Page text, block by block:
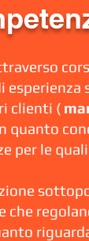
clienti (
quanto
per le